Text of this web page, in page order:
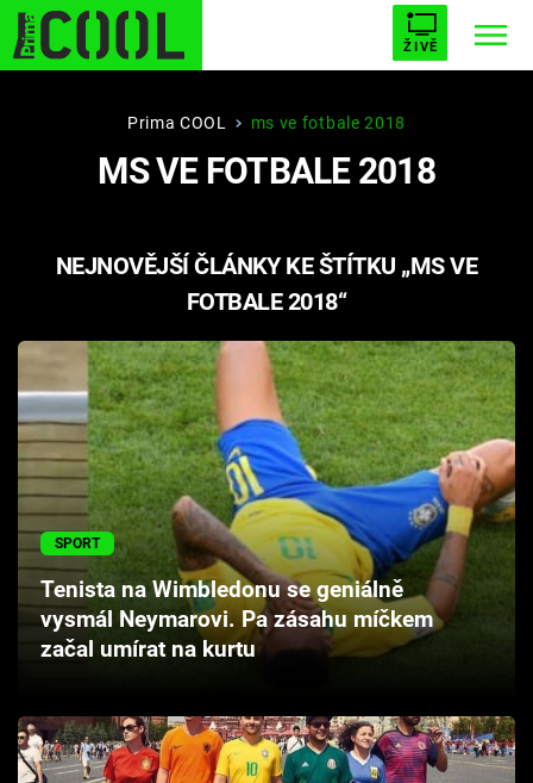
ŽIVĚ
STARHOUSE BUFFY, PŘEMOŽITELKA UPÍRŮ
PLNEJ KOTEL AVENGERS 5
Filmy
Seriály
Hry
Cool Esport
Pořady
Sledujte prima+
Prima COOL ms ve fotbale 2018
MS VE FOTBALE 2018
NEJNOVĚJŠÍ ČLÁNKY KE ŠTÍTKU „MS VE
FOTBALE 2018“
SPORT
Tenista na Wimbledonu se geniálně
vysmál Neymarovi. Pa zásahu míčkem
začal umírat na kurtu